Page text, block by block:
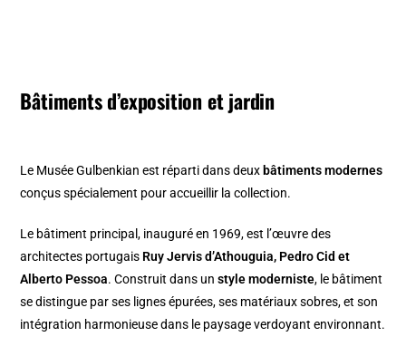
Bâtiments d’exposition et jardin
Le Musée Gulbenkian est réparti dans deux bâtiments modernes
conçus spécialement pour accueillir la collection.
Le bâtiment principal, inauguré en 1969, est l’œuvre des
architectes portugais Ruy Jervis d’Athouguia, Pedro Cid et
Alberto Pessoa. Construit dans unstyle moderniste, le bâtiment
se distingue par ses lignes épurées, ses matériaux sobres, et son
intégration harmonieuse dans le paysage verdoyant environnant.